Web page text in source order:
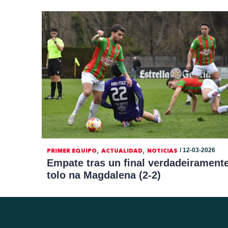
PRIMER EQUIPO, ACTUALIDAD, NOTICIAS / 12-03-2026
Empate tras un final
tolo na Magdalena (2-2)